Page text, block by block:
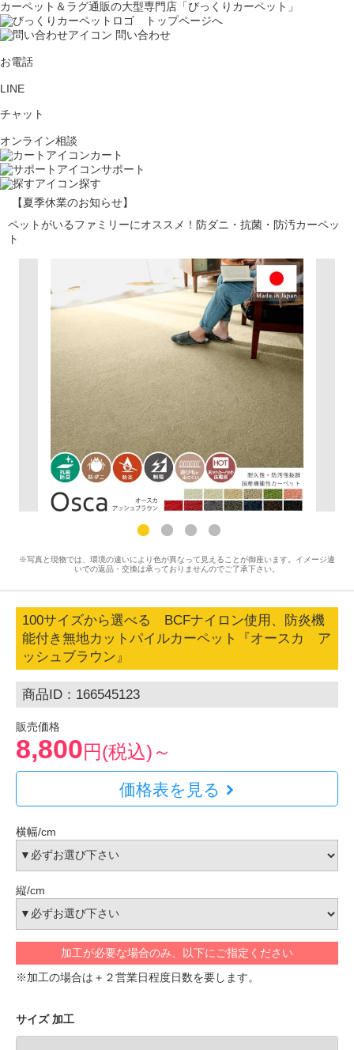
カーペット＆ラグ通販の大型専門店「びっくりカーペット」
問い合わせ
お電話
LINE
チャット
オンライン相談
カート
サポート
探す
【夏季休業のお知らせ】
ペットがいるファミリーにオススメ！防ダニ・抗菌・防汚カーペッ
ト
※写真と現物では、環境の違いにより色が異なって見えることが御座います。イメージ違
いでの返品・交換は承っておりませんのでご了承下さい。
100サイズから選べる BCFナイロン使用、防炎機
能付き無地カットパイルカーペット『オースカ ア
ッシュブラウン』
商品ID：166545123
販売価格
8,800円(税込)～
価格表を見る
横幅/cm
縦/cm
加工が必要な場合のみ、以下にご指定ください
※加工の場合は＋２営業日程度日数を要します。
サイズ 加工